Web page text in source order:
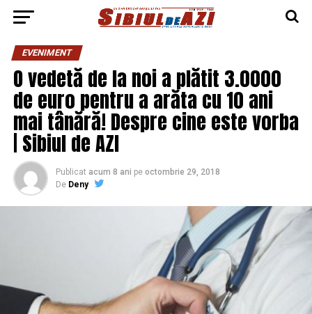
EVENIMENT
O vedetă de la noi a plătit 3.0000
de euro pentru a arăta cu 10 ani
mai tânără! Despre cine este vorba
| Sibiul de AZI
Publicat acum 8 ani pe octombrie 29, 2018
De Deny